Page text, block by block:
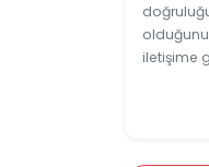
iletişime